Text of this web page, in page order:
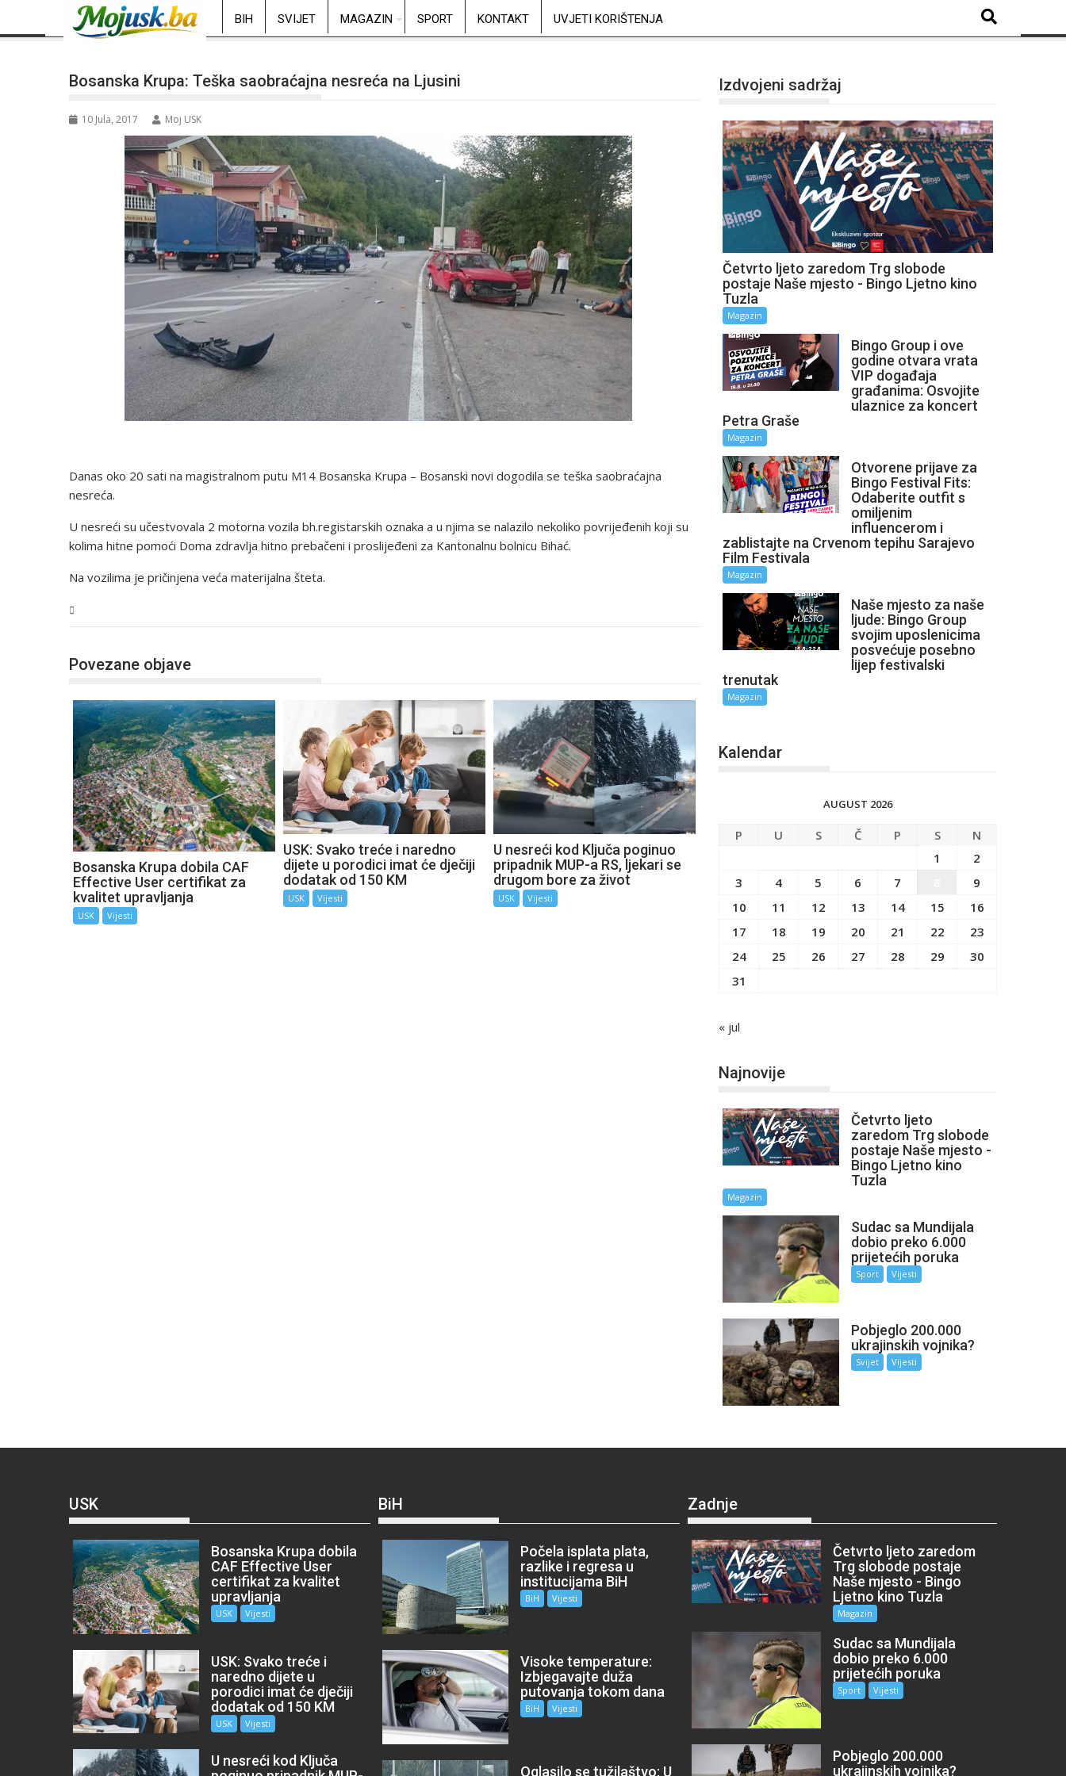
BIH SVIJET MAGAZIN SPORT KONTAKT UVJETI KORIŠTENJA
Bosanska Krupa: Teška saobraćajna nesreća na Ljusini
10 Jula, 2017 Moj USK
Danas oko 20 sati na magistralnom putu M14 Bosanska Krupa – Bosanski novi dogodila se teška saobraćajna
nesreća.
U nesreći su učestvovala 2 motorna vozila bh.registarskih oznaka a u njima se nalazilo nekoliko povrijeđenih koji su
kolima hitne pomoći Doma zdravlja hitno prebačeni i proslijeđeni za Kantonalnu bolnicu Bihać.
Na vozilima je pričinjena veća materijalna šteta.
Povezane objave
Bosanska Krupa dobila CAF
Effective User certifikat za
kvalitet upravljanja
USK Vijesti
USK: Svako treće i naredno
dijete u porodici imat će dječiji
dodatak od 150 KM
USK Vijesti
U nesreći kod Ključa poginuo
pripadnik MUP-a RS, ljekari se
drugom bore za život
USK Vijesti
Izdvojeni sadržaj
Četvrto ljeto zaredom Trg slobode
postaje Naše mjesto - Bingo Ljetno kino
Tuzla
Magazin
Bingo Group i ove
godine otvara vrata
VIP događaja
građanima: Osvojite
ulaznice za koncert
Petra Graše
Magazin
Otvorene prijave za
Bingo Festival Fits:
Odaberite outfit s
omiljenim
influencerom i
zablistajte na Crvenom tepihu Sarajevo
Film Festivala
Magazin
Naše mjesto za naše
ljude: Bingo Group
svojim uposlenicima
posvećuje posebno
lijep festivalski
trenutak
Magazin
Kalendar
AUGUST 2026
P U S Č P S
N
1
2
3
4 5 6 7
9
10
11 12 13 14 15
16
17
18 19 20 21 22
23
24
25 26 27 28 29
30
31
« jul
Najnovije
Četvrto ljeto
zaredom Trg slobode
postaje Naše mjesto -
Bingo Ljetno kino
Tuzla
Magazin
Sudac sa Mundijala
dobio preko 6.000
prijetećih poruka
Sport Vijesti
Pobjeglo 200.000
ukrajinskih vojnika?
Svijet Vijesti
USK
Bosanska Krupa dobila
CAF Effective User
certifikat za kvalitet
upravljanja
USK Vijesti
USK: Svako treće i
naredno dijete u
porodici imat će dječiji
dodatak od 150 KM
USK Vijesti
U nesreći kod Ključa
BiH
Počela isplata plata,
razlike i regresa u
institucijama BiH
BiH Vijesti
Visoke temperature:
Izbjegavajte duža
putovanja tokom dana
BiH Vijesti
Oglasilo se tužilaštvo: U
Zadnje
Četvrto ljeto zaredom
Trg slobode postaje
Naše mjesto - Bingo
Ljetno kino Tuzla
Magazin
Sudac sa Mundijala
dobio preko 6.000
prijetećih poruka
Sport Vijesti
Pobjeglo 200.000
ukrajinskih vojnika?